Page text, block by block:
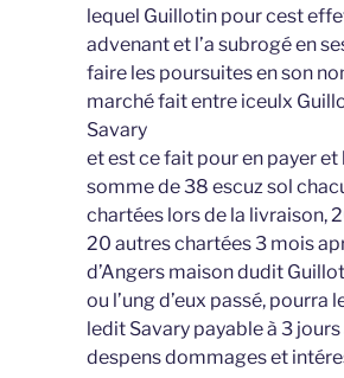
lequel Guillotin pour cest
advenant et l’a subrogé en
faire les poursuites en son
marché fait entre iceulx
Savary
et est ce fait pour en payer
somme de 38 escuz sol
chartées lors de la livraison,
20 autres chartées 3 mois
d’Angers maison dudit
ou l’ung d’eux passé,
ledit Savary payable à 3
despens dommages et